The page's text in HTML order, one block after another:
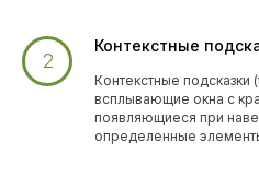
Контекстные
Контекстные
всплывающие окна с
появляющиеся при
определенные
необходимо учитывать
факторов, таких как спрос,
и размер рынка. После
анализа мы решили
на нише электроники, а